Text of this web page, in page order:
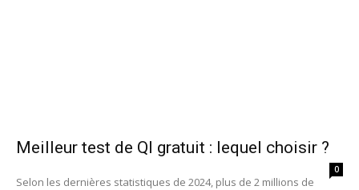
Meilleur test de QI gratuit : lequel choisir ?
0
Selon les dernières statistiques de 2024, plus de 2 millions de